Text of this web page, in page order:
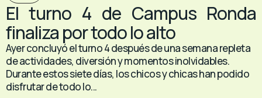
El turno 4 de Campus Ronda
finaliza por todo lo alto
Ayer concluyó el turno 4 después de una semana repleta
de actividades, diversión y momentos inolvidables.
Durante estos siete días, los chicos y chicas han podido
disfrutar de todo lo...